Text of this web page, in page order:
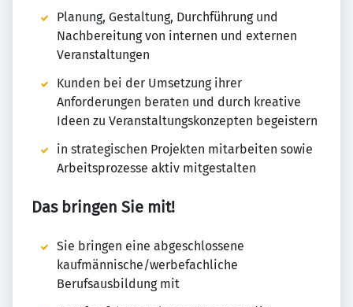
Planung, Gestaltung, Durchführung und
Nachbereitung von internen und externen
Veranstaltungen
Kunden bei der Umsetzung ihrer
Anforderungen beraten und durch kreative
Ideen zu Veranstaltungskonzepten begeistern
in strategischen Projekten mitarbeiten sowie
Arbeitsprozesse aktiv mitgestalten
Das bringen Sie mit!
Sie bringen eine abgeschlossene
kaufmännische/werbefachliche
Berufsausbildung mit